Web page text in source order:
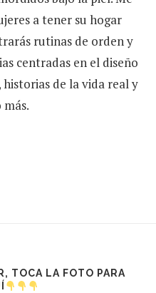
a tener su hogar
rutinas de orden y
centradas en el diseño
historias de la vida real y
TOCA LA FOTO PARA